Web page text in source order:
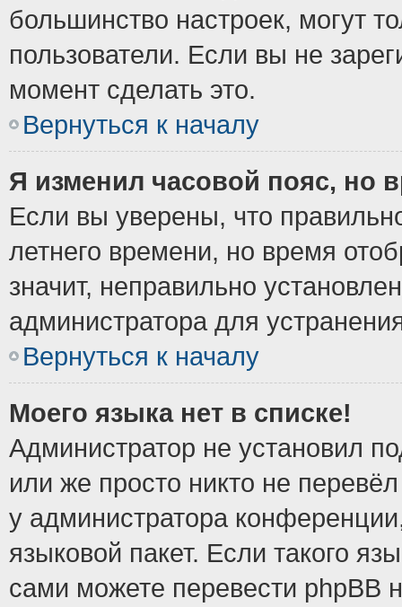
большинство настроек, могут
пользователи. Если вы не
момент сделать это.
Вернуться к началу
Я изменил часовой пояс, но
Если вы уверены, что
летнего времени, но время
значит, неправильно
администратора для
Вернуться к началу
Моего языка нет в списке!
Администратор не установил
или же просто никто не
у администратора
языковой пакет. Если такого
сами можете перевести phpBB